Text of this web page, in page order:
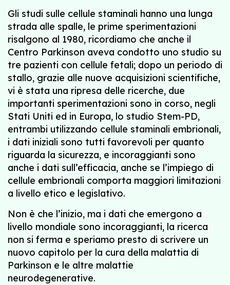
Gli studi sulle cellule staminali hanno una lunga
strada alle spalle, le prime sperimentazioni
risalgono al 1980, ricordiamo che anche il
Centro Parkinson aveva condotto uno studio su
tre pazienti con cellule fetali; dopo un periodo di
stallo, grazie alle nuove acquisizioni scientifiche,
vi è stata una ripresa delle ricerche, due
importanti sperimentazioni sono in corso, negli
Stati Uniti ed in Europa, lo studio Stem-PD,
entrambi utilizzando cellule staminali embrionali,
i dati iniziali sono tutti favorevoli per quanto
riguarda la sicurezza, e incoraggianti sono
anche i dati sull’efficacia, anche se l’impiego di
cellule embrionali comporta maggiori limitazioni
a livello etico e legislativo.
Non è che l’inizio, ma i dati che emergono a
livello mondiale sono incoraggianti, la ricerca
non si ferma e speriamo presto di scrivere un
nuovo capitolo per la cura della malattia di
Parkinson e le altre malattie
neurodegenerative.